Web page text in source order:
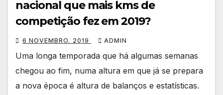
nacional que mais kms de
competição fez em 2019?
6 NOVEMBRO, 2019 ADMIN
Uma longa temporada que há algumas semanas
chegou ao fim, numa altura em que já se prepara
a nova época é altura de balanços e estatísticas.